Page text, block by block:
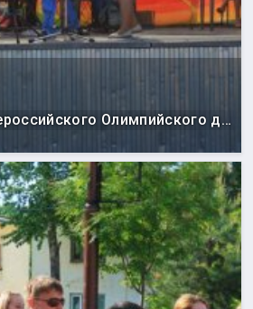
Празднование Всероссийского Олимпийского дня